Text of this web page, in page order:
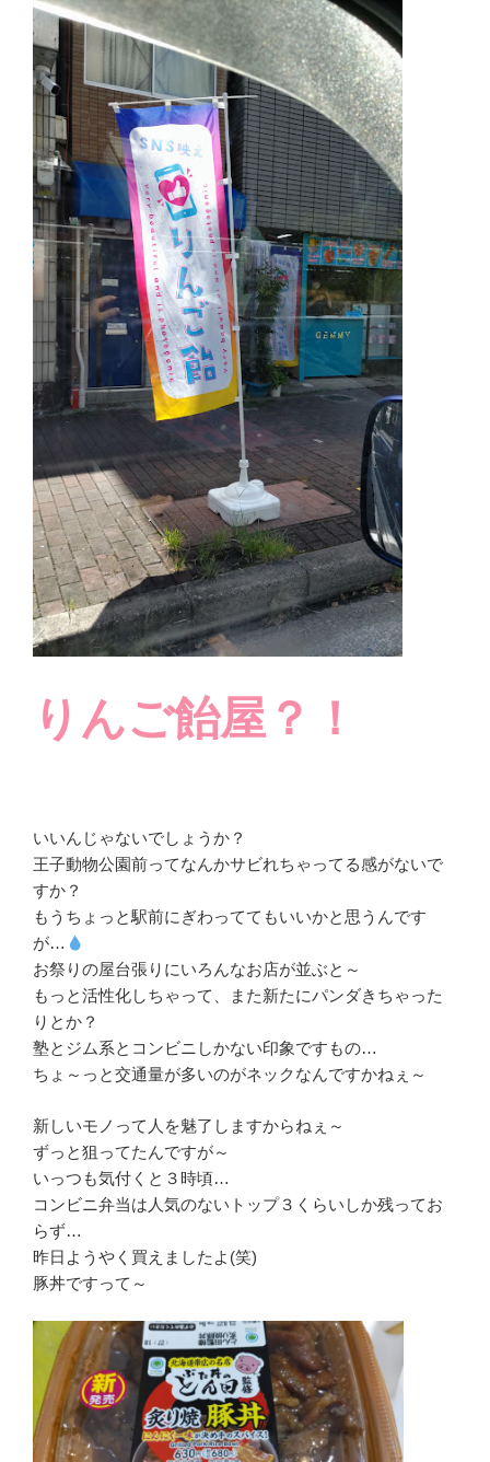
りんご飴屋？！
いいんじゃないでしょうか？
王子動物公園前ってなんかサビれちゃってる感がないで
すか？
もうちょっと駅前にぎわっててもいいかと思うんです
が…
お祭りの屋台張りにいろんなお店が並ぶと～
もっと活性化しちゃって、また新たにパンダきちゃった
りとか？
塾とジム系とコンビニしかない印象ですもの…
ちょ～っと交通量が多いのがネックなんですかねぇ～
新しいモノって人を魅了しますからねぇ～
ずっと狙ってたんですが～
いっつも気付くと３時頃…
コンビニ弁当は人気のないトップ３くらいしか残ってお
らず…
昨日ようやく買えましたよ(笑)
豚丼ですって～